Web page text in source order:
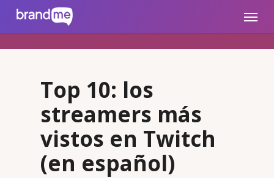
brandme.la Menu
Top 10: los
streamers más
vistos en Twitch
(en español)